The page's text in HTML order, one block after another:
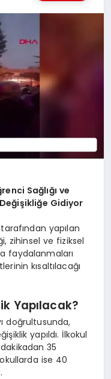
Sağlığı ve
Gidiyor
tarafından yapılan
zihinsel ve fiziksel
faydalanmaları
kısaltılacağı
Yapılacak?
doğrultusunda,
yapıldı. İlkokul
35
ise 40